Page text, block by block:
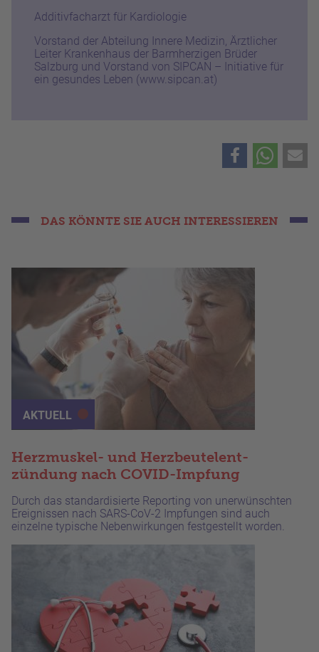
Additivfacharzt für Kardiologie
Vorstand der Abteilung Innere Medizin, Ärztlicher
Leiter Krankenhaus der Barmherzigen Brüder
Salzburg und Vorstand von SIPCAN – Initiative für
ein gesundes Leben (www.sipcan.at)
DAS KÖNNTE SIE AUCH INTERESSIEREN
AKTUELL
Herzmuskel- und Herzbeutelent­
zündung nach COVID-Impfung
Durch das standardisierte Reporting von unerwünschten
Ereignissen nach SARS-CoV-2 Impfungen sind auch
einzelne typische Nebenwirkungen festgestellt worden.